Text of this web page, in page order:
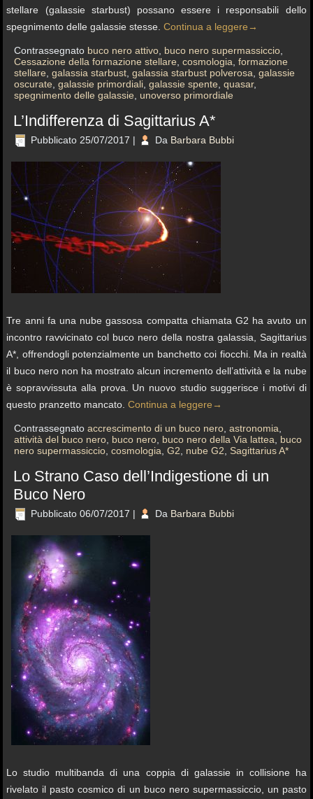
stellare (galassie starbust) possano essere i responsabili dello
spegnimento delle galassie stesse.Continua a leggere →
Contrassegnato buco nero attivo buco nero supermassiccio
Cessazione della formazione stellare ,cosmologia ,formazione
stellare ,galassia starbust ,galassia starbust polverosa ,galassie
oscurate ,galassie primordiali ,galassie spente ,quasar,
spegnimento delle galassie
unoverso primordiale
L’Indifferenza di Sagittarius A*
Pubblicato 25/07/2017 | Da Barbara Bubbi
Tre anni fa una nube gassosa compatta chiamata G2 ha avuto un
incontro ravvicinato col buco nero della nostra galassia, Sagittarius
A*, offrendogli potenzialmente un banchetto coi fiocchi. Ma in realtà
il buco nero non ha mostrato alcun incremento dell’attività e la nube
è sopravvissuta alla prova. Un nuovo studio suggerisce i motivi di
questo pranzetto mancato.Continua a leggere →
Contrassegnato accrescimento di un buco nero ,astronomia
attività del buco nero buco nero buco nero della Via lattea
buco
nero supermassiccio ,cosmologia ,G2 nube G2 Sagittarius A*
Lo Strano Caso dell’Indigestione di un
Buco Nero
Pubblicato 06/07/2017 | Da Barbara Bubbi
Lo studio multibanda di una coppia di galassie in collisione ha
rivelato il pasto cosmico di un buco nero supermassiccio, un pasto